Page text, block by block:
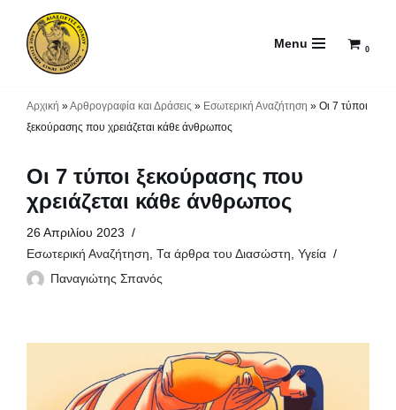
Μεταπηδήστε
Menu 0
Αρχική »Αρθρογραφία και Δράσεις » Εσωτερική Αναζήτηση » Οι 7 τύποι
ξεκούρασης που χρειάζεται κάθε άνθρωπος
Οι 7 τύποι ξεκούρασης που
χρειάζεται κάθε άνθρωπος
26 Απριλίου 2023
Εσωτερική Αναζήτηση, Τα άρθρα του Διασώστη, Υγεία
Παναγιώτης Σπανός